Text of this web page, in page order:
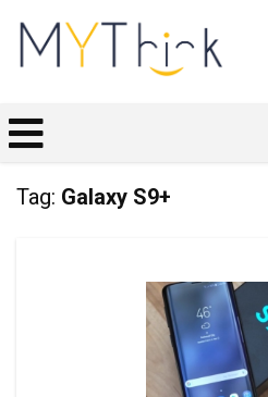
Tag: Galaxy S9+